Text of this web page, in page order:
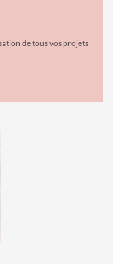
de tous vos projets